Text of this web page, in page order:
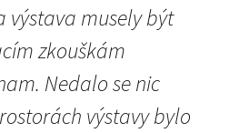
výstava musely být
zkouškám
Nedalo se nic
výstavy bylo